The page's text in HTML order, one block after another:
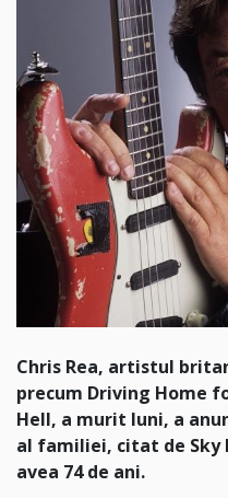
Chris Rea, artistul
precum Driving Home
Hell, a murit luni, a
al familiei, citat de Sky
avea 74 de ani.